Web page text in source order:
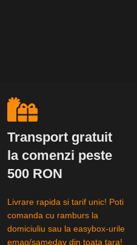
Transport gratuit
la comenzi peste
500 RON
Livrare rapida si tarif unic! Poti
comanda cu ramburs la
domiciuliu sau la easybox-urile
emag/sameday din toata tara!